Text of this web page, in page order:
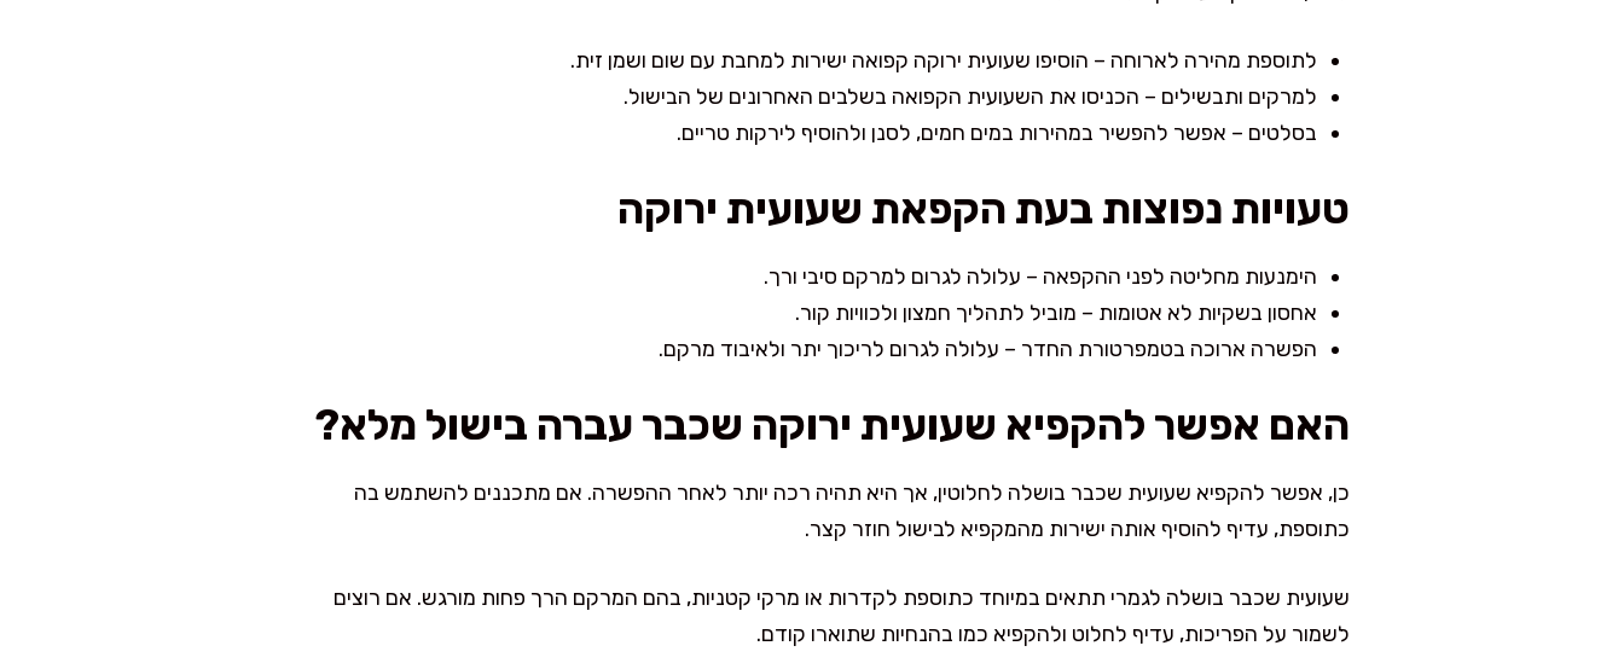
לתוספת מהירה לארוחה – הוסיפו שעועית ירוקה קפואה ישירות למחבת עם שום ושמן זית.
למרקים ותבשילים – הכניסו את השעועית הקפואה בשלבים האחרונים של הבישול.
בסלטים – אפשר להפשיר במהירות במים חמים, לסנן ולהוסיף לירקות טריים.
טעויות נפוצות בעת הקפאת שעועית ירוקה
הימנעות מחליטה לפני ההקפאה – עלולה לגרום למרקם סיבי ורך.
אחסון בשקיות לא אטומות – מוביל לתהליך חמצון ולכוויות קור.
הפשרה ארוכה בטמפרטורת החדר – עלולה לגרום לריכוך יתר ולאיבוד מרקם.
האם אפשר להקפיא שעועית ירוקה שכבר עברה בישול מלא?
כן, אפשר להקפיא שעועית שכבר בושלה לחלוטין, אך היא תהיה רכה יותר לאחר ההפשרה. אם מתכננים להשתמש בה
כתוספת, עדיף להוסיף אותה ישירות מהמקפיא לבישול חוזר קצר.
שעועית שכבר בושלה לגמרי תתאים במיוחד כתוספת לקדרות או מרקי קטניות, בהם המרקם הרך פחות מורגש. אם רוצים
לשמור על הפריכות, עדיף לחלוט ולהקפיא כמו בהנחיות שתוארו קודם.